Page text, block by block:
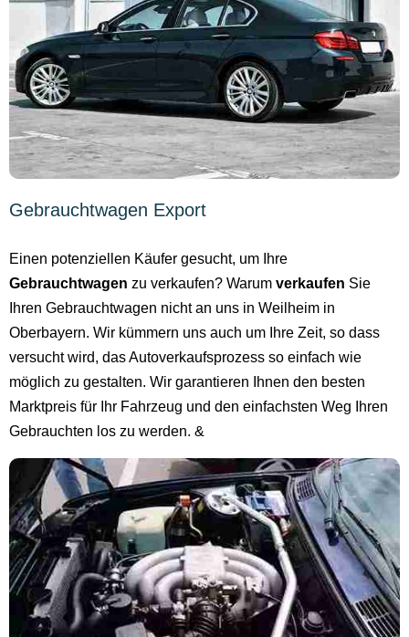
Gebrauchtwagen Export
Einen potenziellen Käufer gesucht, um Ihre
Gebrauchtwagen zu verkaufen? Warum verkaufen Sie
Ihren Gebrauchtwagen nicht an uns in Weilheim in
Oberbayern. Wir kümmern uns auch um Ihre Zeit, so dass
versucht wird, das Autoverkaufsprozess so einfach wie
möglich zu gestalten. Wir garantieren Ihnen den besten
Marktpreis für Ihr Fahrzeug und den einfachsten Weg Ihren
Gebrauchten los zu werden. &